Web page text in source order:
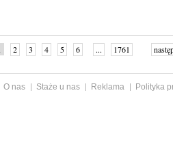
2 3 4 5 6 ... 1761
O nas Staże u nas Reklama
Polityka